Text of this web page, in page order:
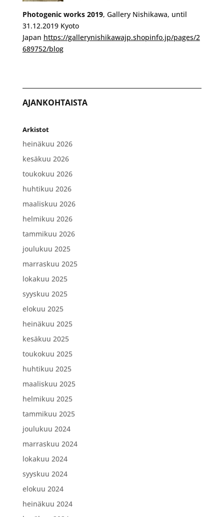
Photogenic works 2019, Gallery Nishikawa, until
31.12.2019 Kyoto
Japan https://gallerynishikawajp.shopinfo.jp/pages/2
689752/blog
AJANKOHTAISTA
Arkistot
heinäkuu 2026
kesäkuu 2026
toukokuu 2026
huhtikuu 2026
maaliskuu 2026
helmikuu 2026
tammikuu 2026
joulukuu 2025
marraskuu 2025
lokakuu 2025
syyskuu 2025
elokuu 2025
heinäkuu 2025
kesäkuu 2025
toukokuu 2025
huhtikuu 2025
maaliskuu 2025
helmikuu 2025
tammikuu 2025
joulukuu 2024
marraskuu 2024
lokakuu 2024
syyskuu 2024
elokuu 2024
heinäkuu 2024